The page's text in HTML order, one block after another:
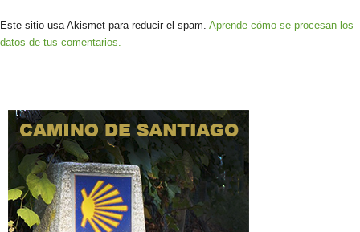
Este sitio usa Akismet para reducir el spam. Aprende cómo se procesan los
datos de tus comentarios.